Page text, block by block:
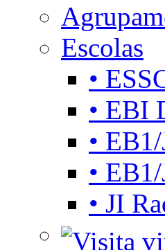
Escolas
•
• EBI
•
•
• JI